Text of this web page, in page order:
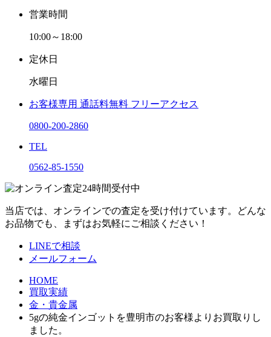
営業時間
10:00～18:00
定休日
水曜日
お客様専用 通話料無料 フリーアクセス
0800-200-2860
TEL
0562-85-1550
当店では、オンラインでの査定を受け付けています。どんな
お品物でも、まずはお気軽にご相談ください！
LINEで相談
メールフォーム
HOME
買取実績
金・貴金属
5gの純金インゴットを豊明市のお客様よりお買取りし
ました。